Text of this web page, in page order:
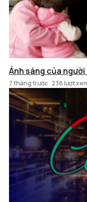
Ánh sáng của người
7 tháng trước 236 lượt